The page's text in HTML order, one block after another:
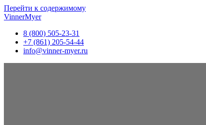
Перейти к содержимому
VinnerMyer
8 (800) 505-23-31
+7 (861) 205-54-44
info@vinner-myer.ru